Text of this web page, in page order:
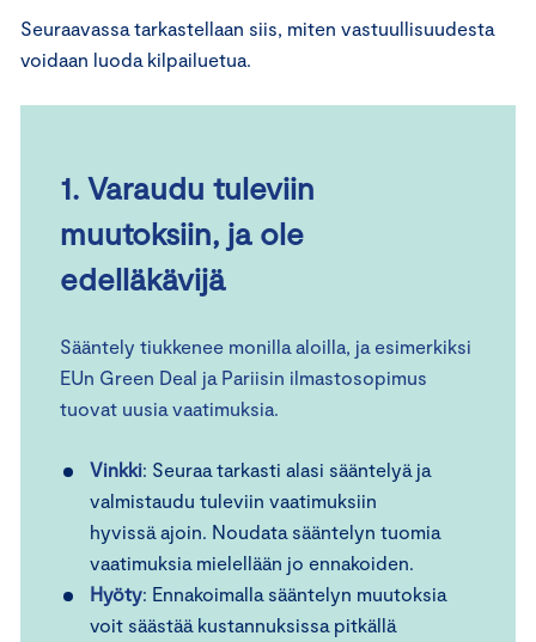
Seuraavassa tarkastellaan siis, miten vastuullisuudesta
voidaan luoda kilpailuetua.
1. Varaudu tuleviin
muutoksiin, ja ole
edelläkävijä
Sääntely tiukkenee monilla aloilla, ja esimerkiksi
EUn Green Deal ja Pariisin ilmastosopimus
tuovat uusia vaatimuksia.
Vinkki: Seuraa tarkasti alasi sääntelyä ja
valmistaudu tuleviin vaatimuksiin
hyvissä ajoin. Noudata sääntelyn tuomia
vaatimuksia mielellään jo ennakoiden.
Hyöty: Ennakoimalla sääntelyn muutoksia
voit säästää kustannuksissa pitkällä